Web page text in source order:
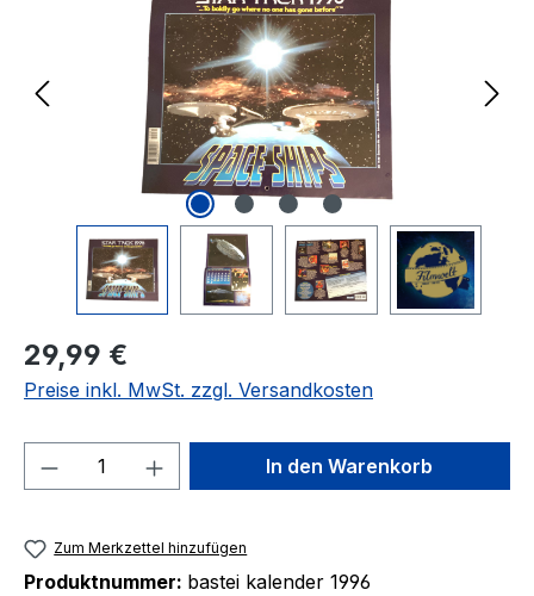
Regulärer Preis:
29,99 €
Preise inkl. MwSt. zzgl. Versandkosten
Produkt Anzahl: Gib denIn den Warenkorb
Zum Merkzettel hinzufügen
Produktnummer: bastei kalender 1996